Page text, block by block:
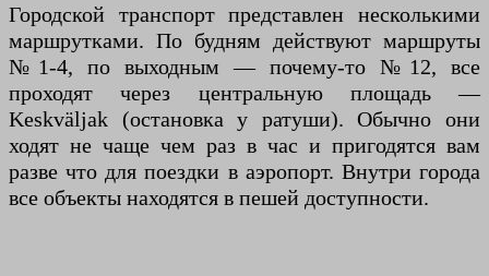
Городской транспорт представлен несколькими
маршрутками. По будням действуют маршруты
№1-4, по выходным — почему-то №12, все
проходят через центральную площадь —
Keskväljak (остановка у ратуши). Обычно они
ходят не чаще чем раз в час и пригодятся вам
разве что для поездки в аэропорт. Внутри города
все объекты находятся в пешей доступности.